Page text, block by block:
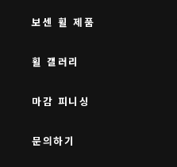
보센 휠 제품
휠 갤러리
마감 피니싱
문의하기